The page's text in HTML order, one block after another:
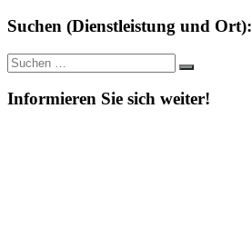
Suchen (Dienstleistung und Ort):
Suche
nach:
Suchen
Informieren Sie sich weiter!